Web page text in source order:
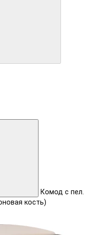
Комод с пел.
кость)